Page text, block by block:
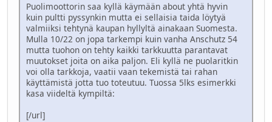
Puolimoottorin saa kyllä käymään about yhtä hyvin
kuin pultti pyssynkin mutta ei sellaisia taida löytyä
valmiiksi tehtynä kaupan hyllyltä ainakaan Suomesta.
Mulla 10/22 on jopa tarkempi kuin vanha Anschutz 54
mutta tuohon on tehty kaikki tarkkuutta parantavat
muutokset joita on aika paljon. Eli kyllä ne puolaritkin
voi olla tarkkoja, vaatii vaan tekemistä tai rahan
käyttämistä jotta tuo toteutuu. Tuossa 5lks esimerkki
kasa viideltä kympiltä:
[/url]